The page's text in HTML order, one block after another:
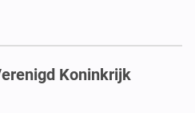
Koninkrijk